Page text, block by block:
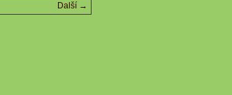
Další →